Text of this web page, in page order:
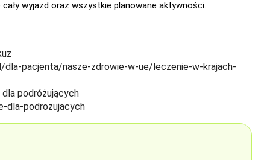
wyjazd oraz wszystkie planowane aktywności.
pacjenta/nasze-zdrowie-w-ue/leczenie-w-krajach-
podróżujących
dla-podrozujacych